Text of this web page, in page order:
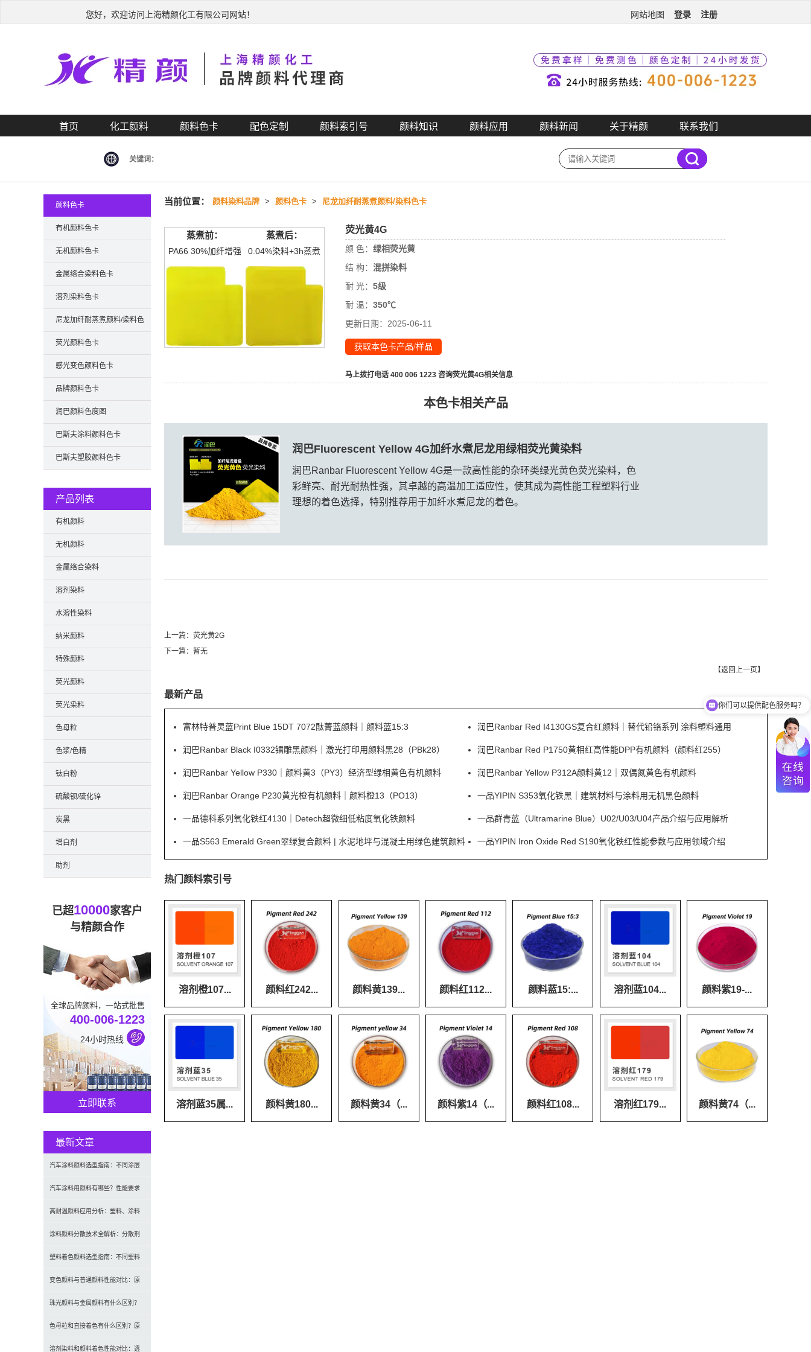
您好，欢迎访问上海精颜化工有限公司网站！ 网站地图 登录 注册
首页 化工颜料 颜料色卡 配色定制 颜料索引号 颜料知识 颜料应用 颜料新闻 关于精颜 联系我们
关键词：
当前位置： 颜料染料品牌 > 颜料色卡 > 尼龙加纤耐蒸煮颜料/染料色卡
蒸煮前：
PA66 30%加纤增强
蒸煮后：
0.04%染料+3h蒸煮
荧光黄4G
颜 色： 绿相荧光黄
结 构： 混拼染料
耐 光： 5级
耐 温： 350℃
更新日期： 2025-06-11
获取本色卡产品/样品
马上拨打电话 400 006 1223 咨询荧光黄4G相关信息
本色卡相关产品
润巴Fluorescent Yellow 4G加纤水煮尼龙用绿相荧光黄染料
润巴Ranbar Fluorescent Yellow 4G是一款高性能的杂环类绿光黄色荧光染料，色
彩鲜亮、耐光耐热性强，其卓越的高温加工适应性，使其成为高性能工程塑料行业
理想的着色选择，特别推荐用于加纤水煮尼龙的着色。
上一篇： 荧光黄2G
下一篇：暂无
【返回上一页】
最新产品
富林特普灵蓝Print Blue 15DT 7072酞菁蓝颜料｜颜料蓝15:3 润巴Ranbar Red I4130GS复合红颜料｜替代铅铬系列 涂料塑料通用
润巴Ranbar Black I0332镭雕黑颜料｜激光打印用颜料黑28（PBk28） 润巴Ranbar Red P1750黄相红高性能DPP有机颜料（颜料红255）
润巴Ranbar Yellow P330｜颜料黄3（PY3）经济型绿相黄色有机颜料 润巴Ranbar Yellow P312A颜料黄12｜双偶氮黄色有机颜料
润巴Ranbar Orange P230黄光橙有机颜料｜颜料橙13（PO13） 一品YIPIN S353氧化铁黑｜建筑材料与涂料用无机黑色颜料
一品德科系列氧化铁红4130｜Detech超微细低粘度氧化铁颜料 一品群青蓝（Ultramarine Blue）U02/U03/U04产品介绍与应用解析
一品S563 Emerald Green翠绿复合颜料 | 水泥地坪与混凝土用绿色建筑颜料 一品YIPIN Iron Oxide Red S190氧化铁红性能参数与应用领域介绍
热门颜料索引号
溶剂橙107... 颜料红242... 颜料黄139... 颜料红112... 颜料蓝15:... 溶剂蓝104... 颜料紫19-...
溶剂蓝35属... 颜料黄180... 颜料黄34（... 颜料紫14（... 颜料红108... 溶剂红179... 颜料黄74（...
颜料色卡
有机颜料色卡
无机颜料色卡
金属络合染料色卡
溶剂染料色卡
尼龙加纤耐蒸煮颜料/染料色
卡
荧光颜料色卡
感光变色颜料色卡
品牌颜料色卡
润巴颜料色度图
巴斯夫涂料颜料色卡
巴斯夫塑胶颜料色卡
产品列表
有机颜料
无机颜料
金属络合染料
溶剂染料
水溶性染料
纳米颜料
特殊颜料
荧光颜料
荧光染料
色母粒
色浆/色精
钛白粉
硫酸钡/硫化锌
炭黑
增白剂
助剂
已超10000家客户
与精颜合作
全球品牌颜料，一站式批售
400-006-1223
24小时热线
立即联系
最新文章
汽车涂料颜料选型指南：不同涂层
应用要求、OEM与修补漆用颜料区
别及常见问题
汽车涂料用颜料有哪些？性能要求
及常用颜料类型介绍
高耐温颜料应用分析：塑料、涂料
及工程材料的选型原则与行业实践
涂料颜料分散技术全解析：分散剂
选型、研磨工艺及常见问题解决
塑料着色颜料选型指南：不同塑料
材料如何选择合适颜料？
变色颜料与普通颜料性能对比：原
理、特点及应用差异解析
珠光颜料与金属颜料有什么区别？
原理、效果与应用对比
色母粒和直接着色有什么区别？原
理、性能与应用全面对比
溶剂染料和颜料着色性能对比：透
你们可以提供配色服务吗？